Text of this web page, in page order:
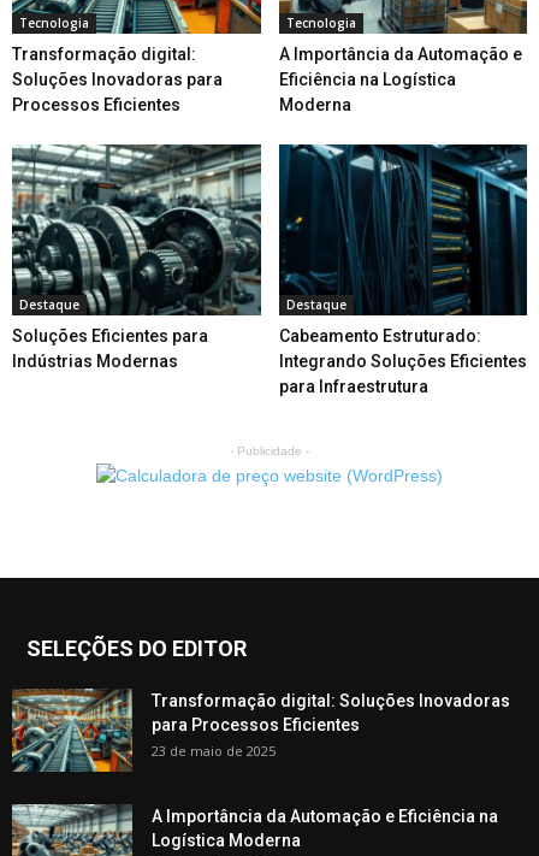
Tecnologia
Transformação digital:
Soluções Inovadoras para
Processos Eficientes
Tecnologia
A Importância da Automação e
Eficiência na Logística
Moderna
Destaque
Soluções Eficientes para
Indústrias Modernas
Destaque
Cabeamento Estruturado:
Integrando Soluções Eficientes
para Infraestrutura
- Publicidade -
SELEÇÕES DO EDITOR
Transformação digital: Soluções Inovadoras
para Processos Eficientes
23 de maio de 2025
A Importância da Automação e Eficiência na
Logística Moderna